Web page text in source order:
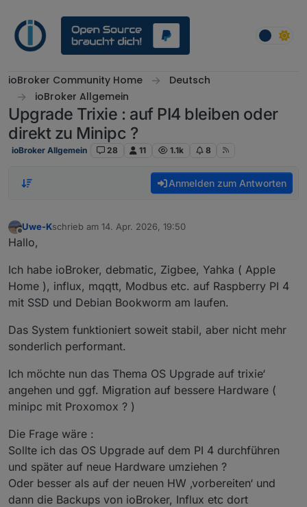
ioBroker Community Home
Deutsch
ioBroker Allgemein
Upgrade Trixie : auf PI4 bleiben oder
direkt zu Minipc ?
ioBroker Allgemein 28 11 1.1k 8
Anmelden zum Antworten
Offline
Uwe-Kschrieb am 14. Apr. 2026, 19:50
zuletzt editiert von
Hallo,
Ich habe ioBroker, debmatic, Zigbee, Yahka ( Apple
Home ), influx, mqqtt, Modbus etc. auf Raspberry PI 4
mit SSD und Debian Bookworm am laufen.
Das System funktioniert soweit stabil, aber nicht mehr
sonderlich performant.
Ich möchte nun das Thema OS Upgrade auf trixie‘
angehen und ggf. Migration auf bessere Hardware (
minipc mit Proxomox ? )
Die Frage wäre :
Sollte ich das OS Upgrade auf dem PI 4 durchführen
und später auf neue Hardware umziehen ?
Oder besser als auf der neuen HW ‚vorbereiten‘ und
dann die Backups von ioBroker, Influx etc dort